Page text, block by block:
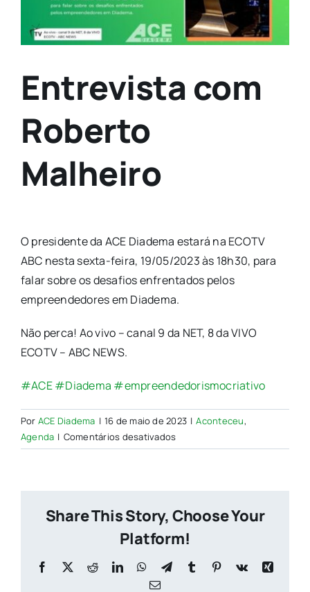
Entrevista com
Roberto
Malheiro
O presidente da ACE Diadema estará na ECOTV
ABC nesta sexta-feira, 19/05/2023 às 18h30, para
falar sobre os desafios enfrentados pelos
empreendedores em Diadema.
Não perca! Ao vivo – canal 9 da NET, 8 da VIVO
ECOTV – ABC NEWS.
#ACE#Diadema #empreendedorismocriativo
Por ACE Diadema | 16 de maio de 2023 | Aconteceu,
Agenda | Comentários desativadosem
Entrevista
Share This Story, Choose Your
Platform!
Facebook
X RedditLinkedInWhatsApp
TelegramTumblr Pinterest
Vk
Xing
E-